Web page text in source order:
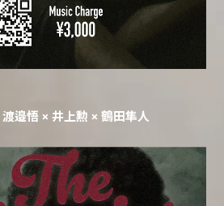
邉悟 × 井上勲 × 鶴田隼人